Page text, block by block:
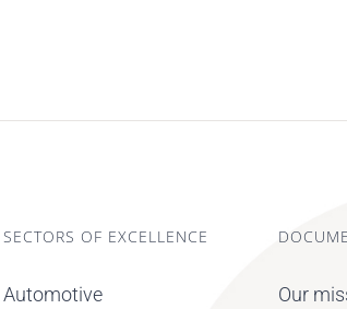
SECTORS OF EXCELLENCE
Automotive
Our